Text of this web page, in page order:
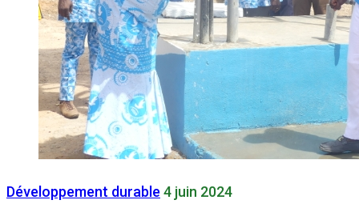
Développement durable 4 juin 2024